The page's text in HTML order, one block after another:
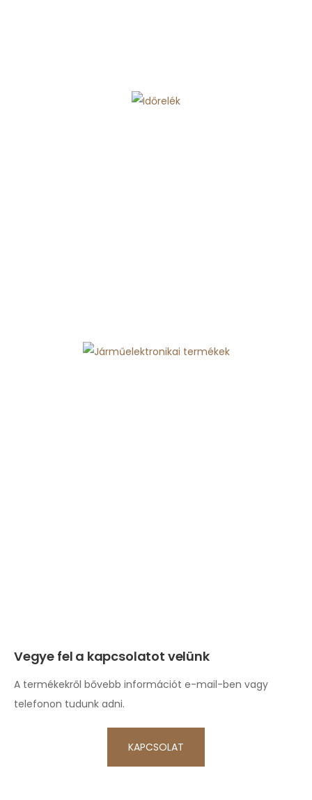
Vegye fel a kapcsolatot velünk
A termékekről bővebb információt e-mail-ben vagy
telefonon tudunk adni.
KAPCSOLAT